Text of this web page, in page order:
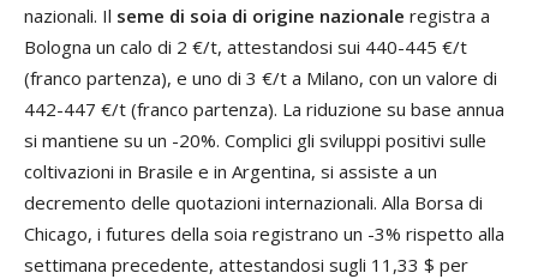
nazionali. Il seme di soia di origine nazionale registra a
Bologna un calo di 2 €/t, attestandosi sui 440-445 €/t
(franco partenza), e uno di 3 €/t a Milano, con un valore di
442-447 €/t (franco partenza). La riduzione su base annua
si mantiene su un -20%. Complici gli sviluppi positivi sulle
coltivazioni in Brasile e in Argentina, si assiste a un
decremento delle quotazioni internazionali. Alla Borsa di
Chicago, i futures della soia registrano un -3% rispetto alla
settimana precedente, attestandosi sugli 11,33 $ per